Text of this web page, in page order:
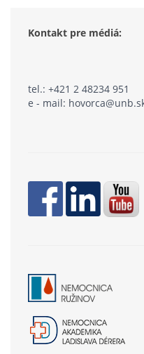
Kontakt pre médiá:
tel.: +421 2 48234 951
e - mail: